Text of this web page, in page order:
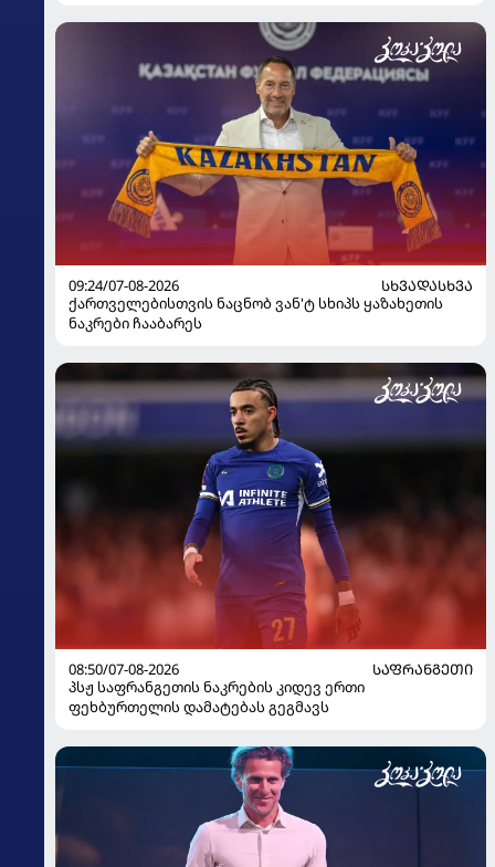
09:24/07-08-2026
ᲡᲮᲕᲐᲓᲐᲡᲮᲕᲐ
ქართველებისთვის ნაცნობ ვან'ტ სხიპს ყაზახეთის
ნაკრები ჩააბარეს
08:50/07-08-2026
ᲡᲐᲤᲠᲐᲜᲒᲔᲗᲘ
პსჟ საფრანგეთის ნაკრების კიდევ ერთი
ფეხბურთელის დამატებას გეგმავს